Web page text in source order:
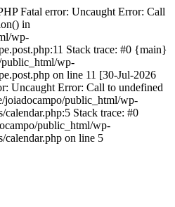
Fatal error: Uncaught Error: Call
in
wp-
Stack trace: #0 {main}
wp-
on line 11 [30-Jul-2026
Uncaught Error: Call to undefined
joiadocampo/public_html/wp-
Stack trace: #0
public_html/wp-
calendar.php on line 5